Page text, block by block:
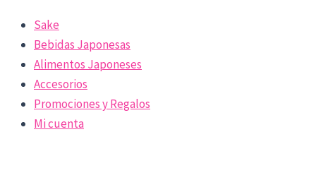
Sake
Bebidas Japonesas
Alimentos Japoneses
Accesorios
Promociones y Regalos
Mi cuenta